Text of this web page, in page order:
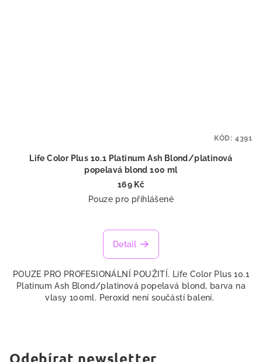
Life Color Plus 10.1 Platinum Ash Blond/platinová
popelavá blond 100 ml
169 Kč
Pouze pro přihlášené
Detail
POUZE PRO PROFESIONÁLNÍ POUŽITÍ. Life Color Plus 10.1
Platinum Ash Blond/platinová popelavá blond, barva na
vlasy 100ml. Peroxid není součástí balení.
KÓD: 4391
Odebírat newsletter